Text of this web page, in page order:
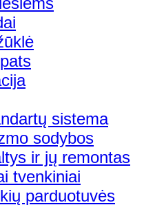
sistema
sodybos
ir jų remontas
tvenkiniai
parduotuvės